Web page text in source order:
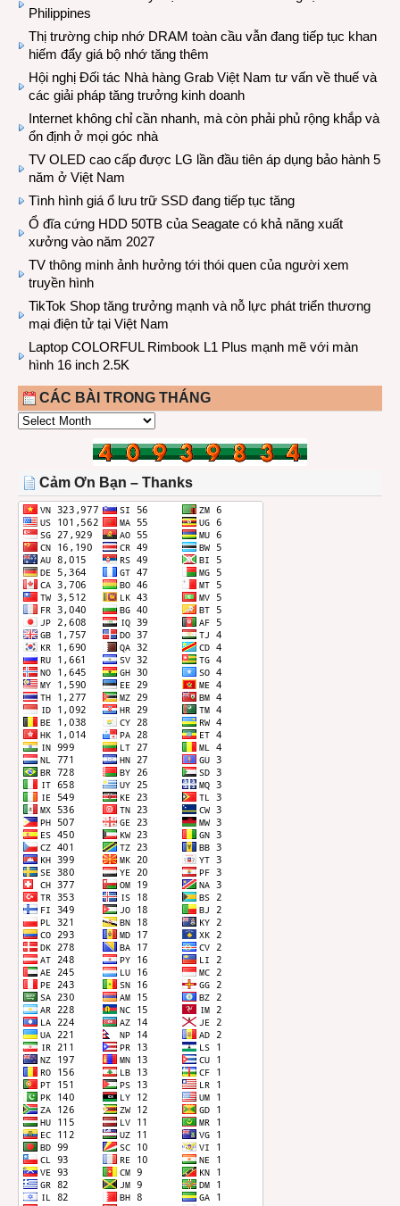
Philippines
Thị trường chip nhớ DRAM toàn cầu vẫn đang tiếp tục khan
hiếm đẩy giá bộ nhớ tăng thêm
Hội nghị Đối tác Nhà hàng Grab Việt Nam tư vấn về thuế và
các giải pháp tăng trưởng kinh doanh
Internet không chỉ cần nhanh, mà còn phải phủ rộng khắp và
ổn định ở mọi góc nhà
TV OLED cao cấp được LG lần đầu tiên áp dụng bảo hành 5
năm ở Việt Nam
Tình hình giá ổ lưu trữ SSD đang tiếp tục tăng
Ổ đĩa cứng HDD 50TB của Seagate có khả năng xuất
xưởng vào năm 2027
TV thông minh ảnh hưởng tới thói quen của người xem
truyền hình
TikTok Shop tăng trưởng mạnh và nỗ lực phát triển thương
mại điện tử tại Việt Nam
Laptop COLORFUL Rimbook L1 Plus mạnh mẽ với màn
hình 16 inch 2.5K
CÁC BÀI TRONG THÁNG
CÁC
THÁNG
Cảm Ơn Bạn – Thanks